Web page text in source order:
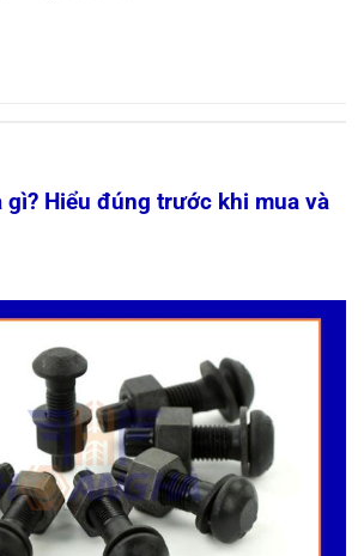
gì? Hiểu đúng trước khi mua và